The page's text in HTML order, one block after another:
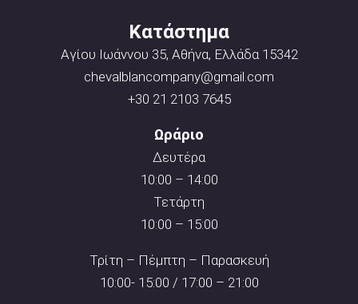
Κατάστημα
Αγίου Ιωάννου 35, Αθήνα, Ελλάδα 15342
chevalblancompany@gmail.com
+30 21 2103 7645
Ωράριο
Δευτέρα
10:00 – 14:00
Τετάρτη
10:00 – 15:00
Τρίτη – Πέμπτη – Παρασκευή
10:00- 15:00 / 17:00 – 21:00